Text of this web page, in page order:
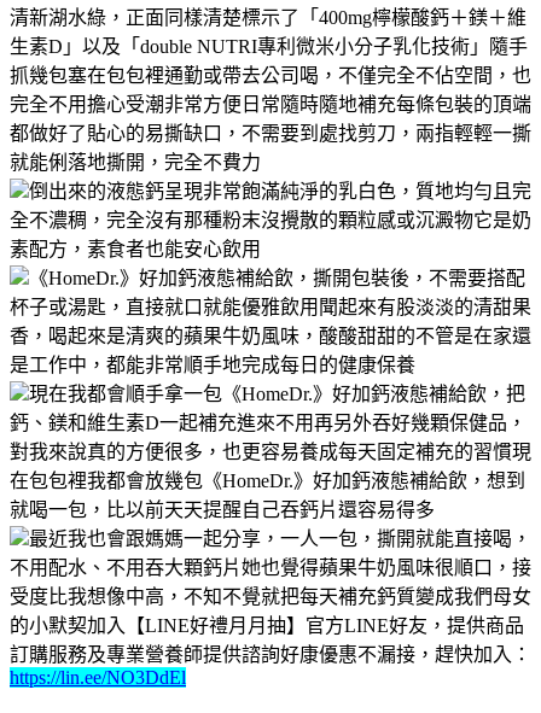
清新湖水綠，正面同樣清楚標示了「400mg檸檬酸鈣＋鎂＋維
生素D」以及「double NUTRI專利微米小分子乳化技術」隨手
抓幾包塞在包包裡通勤或帶去公司喝，不僅完全不佔空間，也
完全不用擔心受潮非常方便日常隨時隨地補充每條包裝的頂端
都做好了貼心的易撕缺口，不需要到處找剪刀，兩指輕輕一撕
就能俐落地撕開，完全不費力
倒出來的液態鈣呈現非常飽滿純淨的乳白色，質地均勻且完
全不濃稠，完全沒有那種粉末沒攪散的顆粒感或沉澱物它是奶
素配方，素食者也能安心飲用
《HomeDr.》好加鈣液態補給飲，撕開包裝後，不需要搭配
杯子或湯匙，直接就口就能優雅飲用聞起來有股淡淡的清甜果
香，喝起來是清爽的蘋果牛奶風味，酸酸甜甜的不管是在家還
是工作中，都能非常順手地完成每日的健康保養
現在我都會順手拿一包《HomeDr.》好加鈣液態補給飲，把
鈣、鎂和維生素D一起補充進來不用再另外吞好幾顆保健品，
對我來說真的方便很多，也更容易養成每天固定補充的習慣現
在包包裡我都會放幾包《HomeDr.》好加鈣液態補給飲，想到
就喝一包，比以前天天提醒自己吞鈣片還容易得多
最近我也會跟媽媽一起分享，一人一包，撕開就能直接喝，
不用配水、不用吞大顆鈣片她也覺得蘋果牛奶風味很順口，接
受度比我想像中高，不知不覺就把每天補充鈣質變成我們母女
的小默契加入【LINE好禮月月抽】官方LINE好友，提供商品
訂購服務及專業營養師提供諮詢好康優惠不漏接，趕快加入：
https://lin.ee/NO3DdEl